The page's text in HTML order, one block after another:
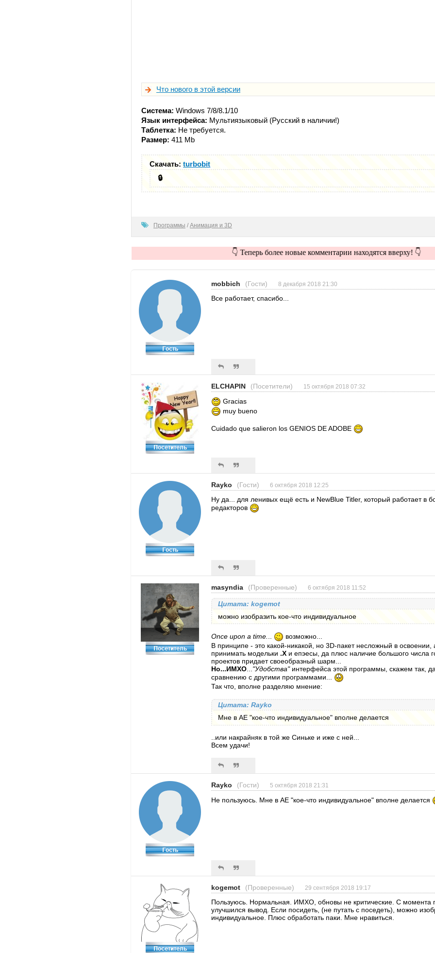
Что нового в этой версии
Система: Windows 7/8/8.1/10
Язык интерфейса: Мультиязыковый (Русский в наличии!)
Таблетка: Не требуется.
Размер: 411 Mb
Скачать:turbobit
🔒
Программы / Анимация и 3D
👇 Теперь более новые комментарии находятся вверху! 👇
mobbich (Гости) 8 декабря 2018 21:30
Все работает, спасибо...
ELCHAPIN (Посетители) 15 октября 2018 07:32
Gracias
muy bueno
Cuidado que salieron los GENIOS DE ADOBE
Rayko (Гости) 6 октября 2018 12:25
Ну да... для ленивых ещё есть и NewBlue Titler, который работает в
редакторов
masyndia (Проверенные) 6 октября 2018 11:52
Цитата: kogemot
можно изобразить кое-что индивидуальное
Once upon a time.
возможно...
В принципе - это какой-никакой, но 3D-пакет несложный в освоении,
принимать модельки .X и епэесы, да плюс наличие большого числа
проектов придает своеобразный шарм...
Но...ИМХО
"Удобства" интерфейса этой программы, скажем так,
сравнению с другими программами...
Так что, вполне разделяю мнение:
Цитата: Rayko
Мне в АЕ "кое-что индивидуальное" вполне делается
..или накрайняк в той же Синьке и иже с ней...
Всем удачи!
Rayko (Гости) 5 октября 2018 21:31
Не пользуюсь. Мне в АЕ "кое-что индивидуальное" вполне делается
kogemot (Проверенные) 29 сентября 2018 19:17
Пользуюсь. Нормальная. ИМХО, обновы не критические. С момента
улучшился вывод. Если посидеть, (не путать с поседеть), можно
индивидуальное. Плюс обработать паки. Мне нравиться.